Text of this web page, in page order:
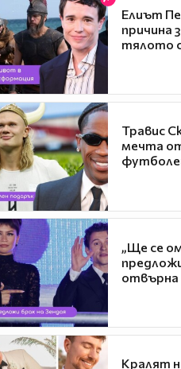
Елиът
причина
тялото
Травис
мечта
„Ще се
отвърна
Кралят